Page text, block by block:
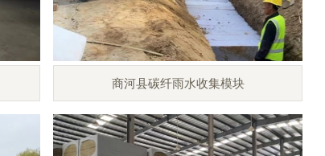
商河县碳纤雨水收集模块